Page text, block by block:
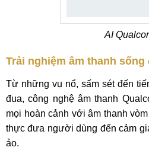
AI
Trải nghiệm âm thanh sống
Từ những vụ nổ, sấm sét đến
đua, công nghệ âm thanh
mọi hoàn cảnh với âm thanh
thực đưa người dùng đến cảm
ảo.